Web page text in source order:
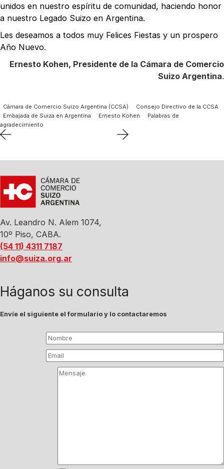
unidos en nuestro espíritu de comunidad, haciendo honor
a nuestro Legado Suizo en Argentina.
Les deseamos a todos muy Felices Fiestas y un prospero
Año Nuevo.
Ernesto Kohen, Presidente de la Cámara de Comercio
Suizo Argentina.
Cámara de Comercio Suizo Argentina (CCSA)
Consejo Directivo de la CCSA
Embajada de Suiza en Argentina
Ernesto Kohen
Palabras de
agradecimiento
Av. Leandro N. Alem 1074,
10º Piso, CABA.
(54 11) 4311 7187
info@suiza.org.ar
Háganos su consulta
Envíe el siguiente el formulario y lo contactaremos